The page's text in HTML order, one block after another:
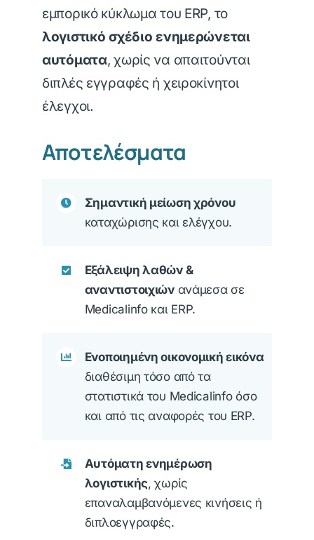
εμπορικό κύκλωμα του ERP, το
λογιστικό σχέδιο ενημερώνεται
αυτόματα, χωρίς να απαιτούνται
διπλές εγγραφές ή χειροκίνητοι
έλεγχοι.
Αποτελέσματα
Σημαντική μείωση χρόνου
καταχώρισης και ελέγχου.
Εξάλειψη λαθών &
αναντιστοιχιώνανάμεσα σε
Medicalinfo και ERP.
Ενοποιημένη οικονομική εικόνα
διαθέσιμη τόσο από τα
στατιστικά του Medicalinfo όσο
και από τις αναφορές του ERP.
Αυτόματη ενημέρωση
λογιστικής, χωρίς
επαναλαμβανόμενες κινήσεις ή
διπλοεγγραφές.